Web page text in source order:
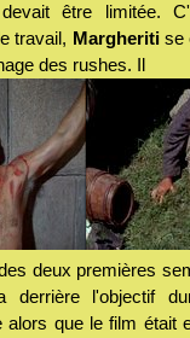
être limitée.
travail, Margheritise
des rushes. Il
deux premières
l'objectif
que le film était